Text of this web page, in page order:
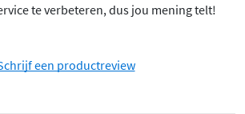
te verbeteren, dus jou mening telt!
een productreview